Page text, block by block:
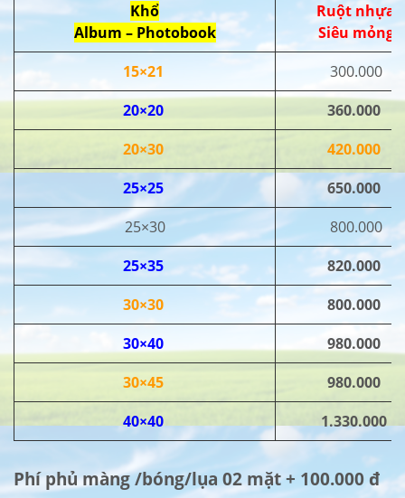
Khổ
Album – Photobook
Ruột nhựa
Siêu mỏng
15×21
300.000
20×20
360.000
20×30
420.000
25×25
650.000
25×30
800.000
25×35
820.000
30×30
800.000
30×40
980.000
30×45
980.000
40×40
1.330.000
Phí phủ màng /bóng/lụa 02 mặt + 100.000 đ